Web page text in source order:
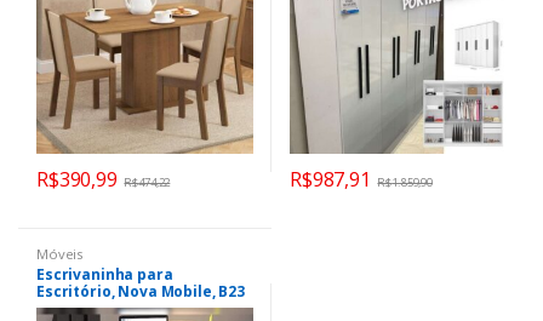
R$390,99 R$474,22 R$987,91 R$1.859,90
Móveis
Escrivaninha para
Escritório, Nova Mobile, B23
– Branco